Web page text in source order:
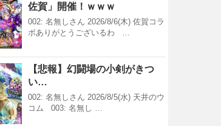
佐賀」開催！ｗｗｗ
002: 名無しさん 2026/8/6(木) 佐賀コラ
ボありがとうございるわ …
【悲報】幻闘場の小剣がきつ
い…
002: 名無しさん 2026/8/5(水) 天井のウ
コム 003: 名無し …